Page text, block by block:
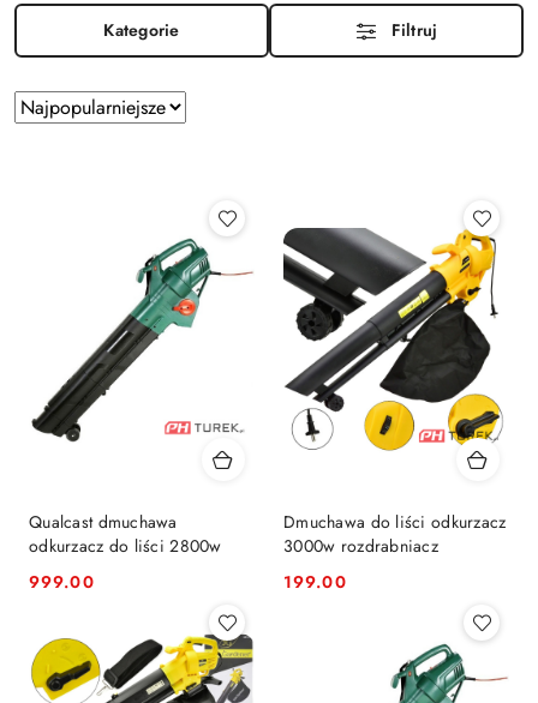
Kategorie Filtruj
Zastosowano
sortowanie:
Sortuj
według
Qualcast dmuchawa
odkurzacz do liści 2800w
Cena:
999.00
Dmuchawa do liści odkurzacz
3000w rozdrabniacz
Cena:
199.00